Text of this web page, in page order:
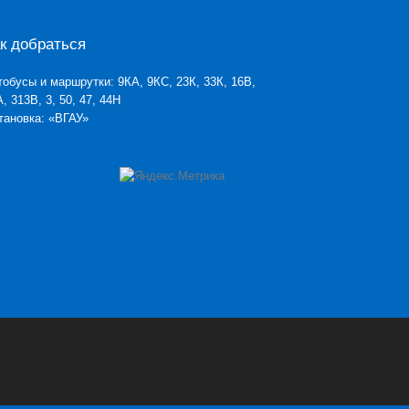
добраться
и маршрутки: 9КА, 9КС, 23К, 33К, 16В,
313В, 3, 50, 47, 44Н
«ВГАУ»